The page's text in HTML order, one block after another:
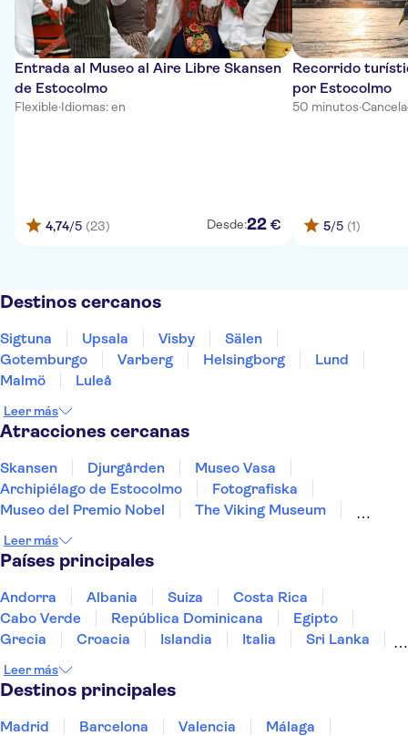
Entrada al Museo al Aire Libre Skansen
de Estocolmo
Flexible·Idiomas: en
4,74/5 (23) Desde:22 €
Recorrido
por Estocolmo
50 minutos·
5/5 (1)
Destinos cercanos
Sigtuna Upsala Visby
Sälen
Gotemburgo
Varberg Helsingborg
Lund
Malmö
Luleå
Leer más
Atracciones cercanas
Skansen Djurgården
Museo Vasa
Archipiélago de Estocolmo
Fotografiska
Museo del Premio Nobel
The Viking Museum
Leer más
Países principales
Andorra Albania Suiza
Costa Rica
Cabo Verde
República Dominicana
Egipto
Grecia
Croacia Islandia Italia
Sri Lanka
Portugal
Tailandia
Leer más
Destinos principales
Madrid Barcelona Valencia
Málaga